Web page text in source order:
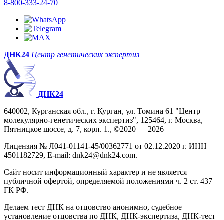
8-800-333-24-70
ДНК24 Центр генетических экспертиз
ДНК24
640002, Курганская обл., г. Курган, ул. Томина 61 "Центр
молекулярно-генетических экспертиз", 125464, г. Москва,
Пятницкое шоссе, д. 7, корп. 1., ©2020 — 2026
Лицензия № Л041-01141-45/00362771 от 02.12.2020 г. ИНН
4501182729, E-mail: dnk24@dnk24.com.
Сайт носит информационный характер и не является
публичной офертой, определяемой положениями ч. 2 ст. 437
ГК РФ.
Делаем тест ДНК на отцовство анонимно, судебное
установление отцовства по ДНК, ДНК-экспертиза, ДНК-тест